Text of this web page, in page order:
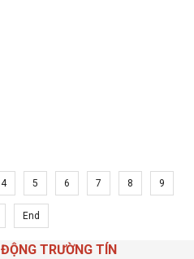
4 5 6 7 8 9
End
TRƯỜNG TÍN